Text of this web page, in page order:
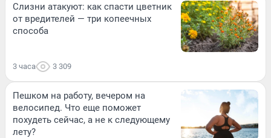
Слизни атакуют: как спасти цветник
от вредителей — три копеечных
способа
3 часа 3 309
Пешком на работу, вечером на
велосипед. Что еще поможет
похудеть сейчас, а не к следующему
лету?